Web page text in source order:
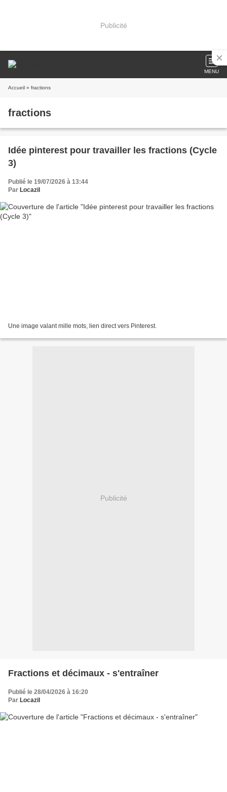
Publicité
MENU
Accueil » fractions
fractions
Idée pinterest pour travailler les fractions (Cycle
3)
Publié le 19/07/2026 à 13:44
Par Locazil
Une image valant mille mots, lien direct vers Pinterest.
Publicité
Fractions et décimaux - s'entraîner
Publié le 28/04/2026 à 16:20
Par Locazil